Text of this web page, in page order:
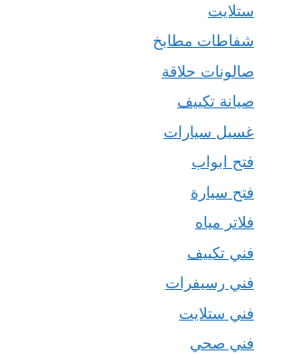
ستلايت
شفاطات مطابخ
صالونات حلاقة
صيانة تكييف
غسيل سيارات
فتح ابواب
فتح سيارة
فلاتر مياه
فني تكييف
فني رسيفرات
فني ستلايت
فني صحي